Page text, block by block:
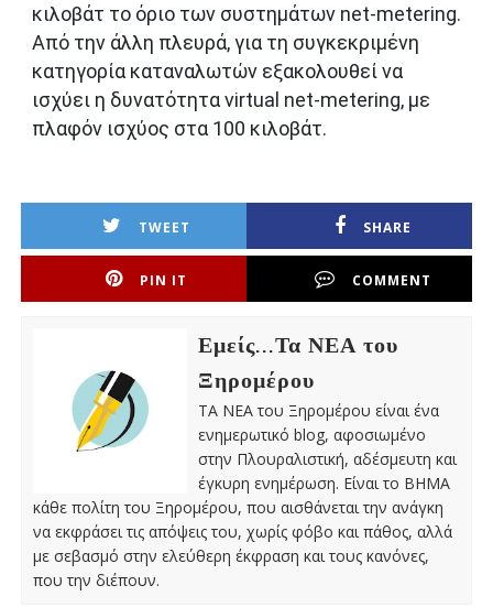
κιλοβάτ το όριο των συστημάτων net-metering.
Από την άλλη πλευρά, για τη συγκεκριμένη
κατηγορία καταναλωτών εξακολουθεί να
ισχύει η δυνατότητα virtual net-metering, με
πλαφόν ισχύος στα 100 κιλοβάτ.
TWEET SHARE
PIN IT COMMENT
Εμείς...Τα ΝΕΑ του
Ξηρομέρου
ΤΑ ΝΕΑ του Ξηρομέρου είναι ένα
ενημερωτικό blog, αφοσιωμένο
στην Πλουραλιστική, αδέσμευτη και
έγκυρη ενημέρωση. Είναι το ΒΗΜΑ
κάθε πολίτη του Ξηρομέρου, που αισθάνεται την ανάγκη
να εκφράσει τις απόψεις του, χωρίς φόβο και πάθος, αλλά
με σεβασμό στην ελεύθερη έκφραση και τους κανόνες,
που την διέπουν.